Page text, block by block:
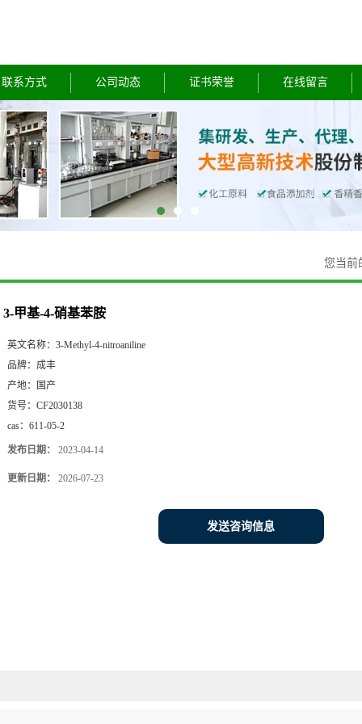
联系方式 公司动态 证书荣誉 在线留言
您当前
3-甲基-4-硝基苯胺
英文名称： 3-Methyl-4-nitroaniline
品牌： 成丰
产地：
国产
货号： CF2030138
cas： 611-05-2
发布日期： 2023-04-14
更新日期： 2026-07-23
发送咨询信息